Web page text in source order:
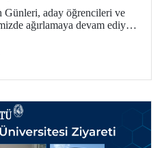
Günleri, aday öğrencileri ve
ağırlamaya devam ediyor.
bilgi vermeye devam